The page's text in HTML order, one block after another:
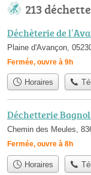
213
Déchèterie de
Plaine d'Avançon,
Fermée, ouvre à 9h
Horaires
Déchetterie
Chemin des Meules,
Fermée, ouvre à 8h
Horaires